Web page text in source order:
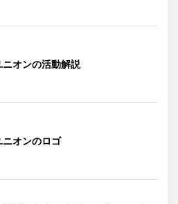
オンの活動解説
オンのロゴ